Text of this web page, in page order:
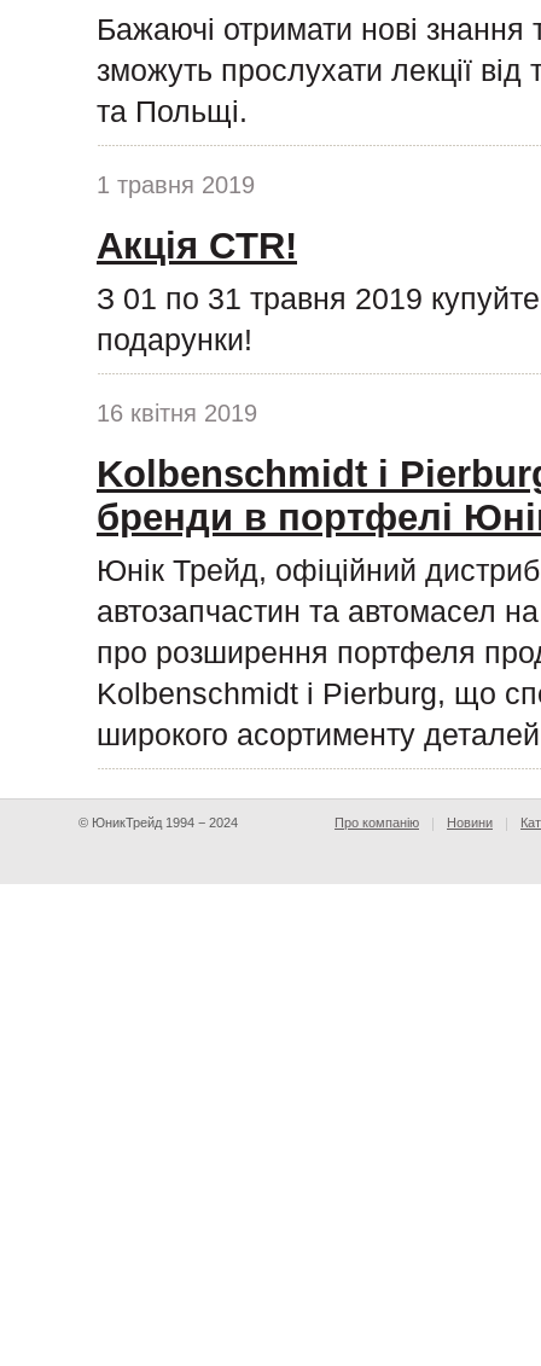
Бажаючі отримати нові знання
зможуть прослухати лекції від
та Польщі.
1 травня 2019
Акція CTR!
З 01 по 31 травня 2019
подарунки!
16 квітня 2019
Kolbenschmidt і
бренди в портфелі
Юнік Трейд, офіційний
автозапчастин та автомасел
про розширення портфеля
Kolbenschmidt і Pierburg, що
широкого асортименту
© ЮникТрейд 1994 − 2024 Про компанію Новини